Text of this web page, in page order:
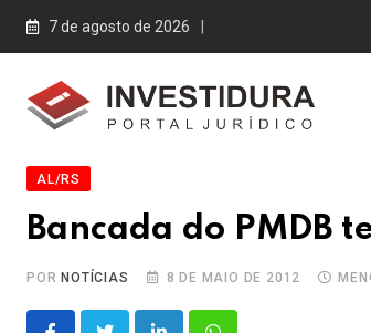
Skip
7 de agosto de 2026
AL/RS
Bancada do PMDB
PORNOTÍCIAS 8 DE MAIO DE 2012